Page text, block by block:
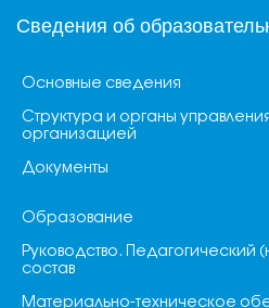
Сведения об
Основные сведения
Структура и органы
организацией
Документы
Образование
Руководство. Педагогический
состав
Материально-техническое